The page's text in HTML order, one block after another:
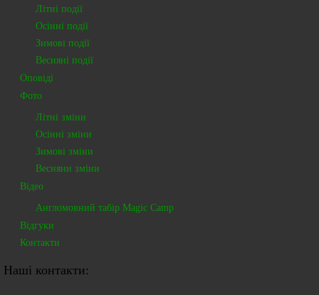
Літні події
Осінні події
Зимові події
Весняні події
Оповіді
Фото
Літні зміни
Осінні зміни
Зимові зміни
Весняни зміни
Відео
Англомовний табір Magic Camp
Відгуки
Контакти
Наші контакти: